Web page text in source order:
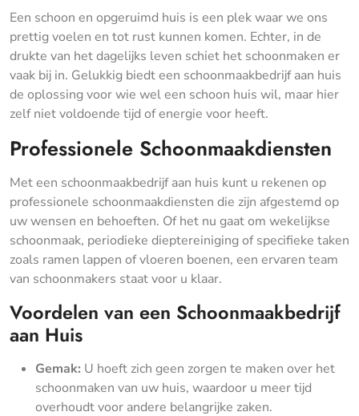
Een schoon en opgeruimd huis is een plek waar we ons
prettig voelen en tot rust kunnen komen. Echter, in de
drukte van het dagelijks leven schiet het schoonmaken er
vaak bij in. Gelukkig biedt een schoonmaakbedrijf aan huis
de oplossing voor wie wel een schoon huis wil, maar hier
zelf niet voldoende tijd of energie voor heeft.
Professionele Schoonmaakdiensten
Met een schoonmaakbedrijf aan huis kunt u rekenen op
professionele schoonmaakdiensten die zijn afgestemd op
uw wensen en behoeften. Of het nu gaat om wekelijkse
schoonmaak, periodieke dieptereiniging of specifieke taken
zoals ramen lappen of vloeren boenen, een ervaren team
van schoonmakers staat voor u klaar.
Voordelen van een Schoonmaakbedrijf
aan Huis
Gemak: U hoeft zich geen zorgen te maken over het
schoonmaken van uw huis, waardoor u meer tijd
overhoudt voor andere belangrijke zaken.